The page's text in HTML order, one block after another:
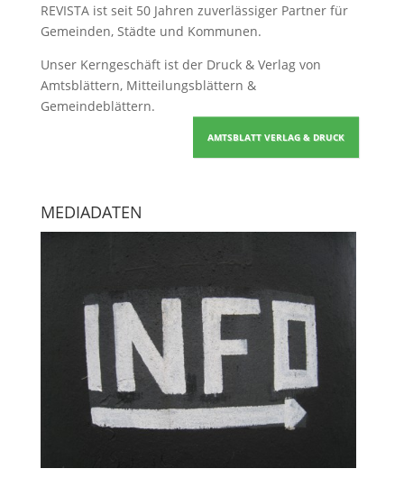
REVISTA ist seit 50 Jahren zuverlässiger Partner für
Gemeinden, Städte und Kommunen.
Unser Kerngeschäft ist der Druck & Verlag von
Amtsblättern, Mitteilungsblättern &
Gemeindeblättern.
AMTSBLATT VERLAG & DRUCK
MEDIADATEN